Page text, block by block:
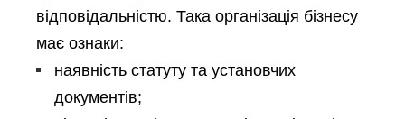
відповідальністю. Така організація бізнесу
має ознаки:
наявність статуту та установчих
документів;